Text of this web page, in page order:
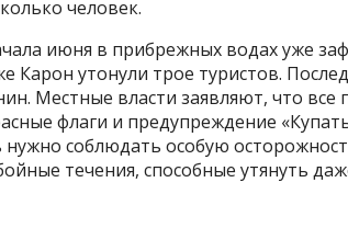
человек.
июня в прибрежных водах уже
Карон утонули трое туристов.
Местные власти заявляют, что
флаги и предупреждение
нужно соблюдать особую
течения, способные утянуть